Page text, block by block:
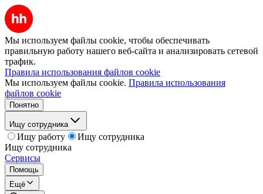
Мы используем файлы cookie, чтобы обеспечивать
правильную работу нашего веб-сайта и анализировать сетевой
трафик.
Правила использования файлов cookie
Мы используем файлы cookie. Правила использования
файлов cookie
Понятно
Ищу сотрудника
Ищу работу
Ищу сотрудника
Ищу сотрудника
Сервисы
Помощь
Ещё